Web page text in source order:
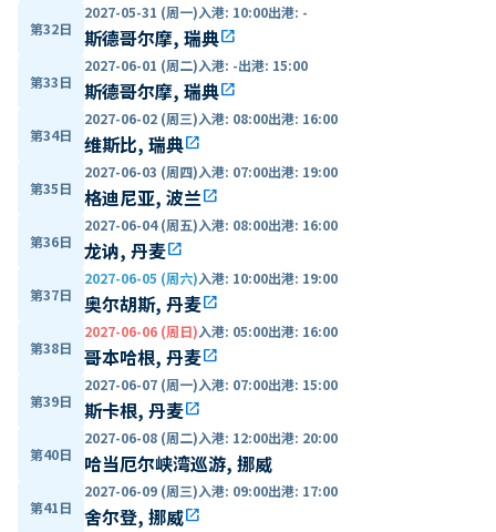
第32日
2027-05-31 (周一)入港: 10:00出港: -
斯德哥尔摩, 瑞典open_in_new
第33日
2027-06-01 (周二)入港: -出港: 15:00
斯德哥尔摩, 瑞典open_in_new
第34日
2027-06-02 (周三)入港: 08:00出港: 16:00
维斯比, 瑞典open_in_new
第35日
2027-06-03 (周四)入港: 07:00出港: 19:00
格迪尼亚, 波兰open_in_new
第36日
2027-06-04 (周五)入港: 08:00出港: 16:00
龙讷, 丹麦open_in_new
第37日
2027-06-05 (周六)入港: 10:00出港: 19:00
奥尔胡斯, 丹麦open_in_new
第38日
2027-06-06 (周日)入港: 05:00出港: 16:00
哥本哈根, 丹麦open_in_new
第39日
2027-06-07 (周一)入港: 07:00出港: 15:00
斯卡根, 丹麦open_in_new
第40日
2027-06-08 (周二)入港: 12:00出港: 20:00
哈当厄尔峡湾巡游, 挪威
第41日
2027-06-09 (周三)入港: 09:00出港: 17:00
舍尔登, 挪威open_in_new